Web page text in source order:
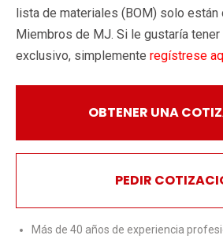
lista de materiales (BOM) solo
Miembros de MJ. Si le gustaría
exclusivo, simplemente regístrese
OBTENER UNA
PEDIR
Más de 40 años de experiencia